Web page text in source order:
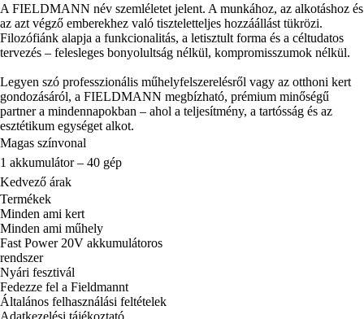
A FIELDMANN név szemléletet jelent. A munkához, az alkotáshoz és
az azt végző emberekhez való tiszteletteljes hozzáállást tükrözi.
Filozófiánk alapja a funkcionalitás, a letisztult forma és a céltudatos
tervezés – felesleges bonyolultság nélkül, kompromisszumok nélkül.
Legyen szó professzionális műhelyfelszerelésről vagy az otthoni kert
gondozásáról, a FIELDMANN megbízható, prémium minőségű
partner a mindennapokban – ahol a teljesítmény, a tartósság és az
esztétikum egységet alkot.
Magas színvonal
1 akkumulátor – 40 gép
Kedvező árak
Termékek
Minden ami kert
Minden ami műhely
Fast Power 20V akkumulátoros
rendszer
Nyári fesztivál
Fedezze fel a Fieldmannt
Általános felhasználási feltételek
Adatkezelési tájékoztató